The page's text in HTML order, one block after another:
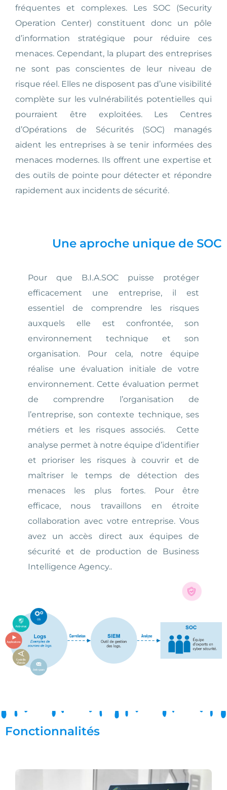
fréquentes et complexes. Les SOC (Security
Operation Center) constituent donc un pôle
d’information stratégique pour réduire ces
menaces. Cependant, la plupart des entreprises
ne sont pas conscientes de leur niveau de
risque réel. Elles ne disposent pas d’une visibilité
complète sur les vulnérabilités potentielles qui
pourraient être exploitées. Les Centres
d’Opérations de Sécurités (SOC) managés
aident les entreprises à se tenir informées des
menaces modernes. Ils offrent une expertise et
des outils de pointe pour détecter et répondre
rapidement aux incidents de sécurité.
Une aproche unique de SOC
Pour que B.I.A.SOC puisse protéger
efficacement une entreprise, il est
essentiel de comprendre les risques
auxquels elle est confrontée, son
environnement technique et son
organisation. Pour cela, notre équipe
réalise une évaluation initiale de votre
environnement. Cette évaluation permet
de comprendre l’organisation de
l’entreprise, son contexte technique, ses
métiers et les risques associés.Cette
analyse permet à notre équipe d’identifier
et prioriser les risques à couvrir et de
maîtriser le temps de détection des
menaces les plus fortes. Pour être
efficace, nous travaillons en étroite
collaboration avec votre entreprise. Vous
avez un accès direct aux équipes de
sécurité et de production de Business
Intelligence Agency..
Fonctionnalités